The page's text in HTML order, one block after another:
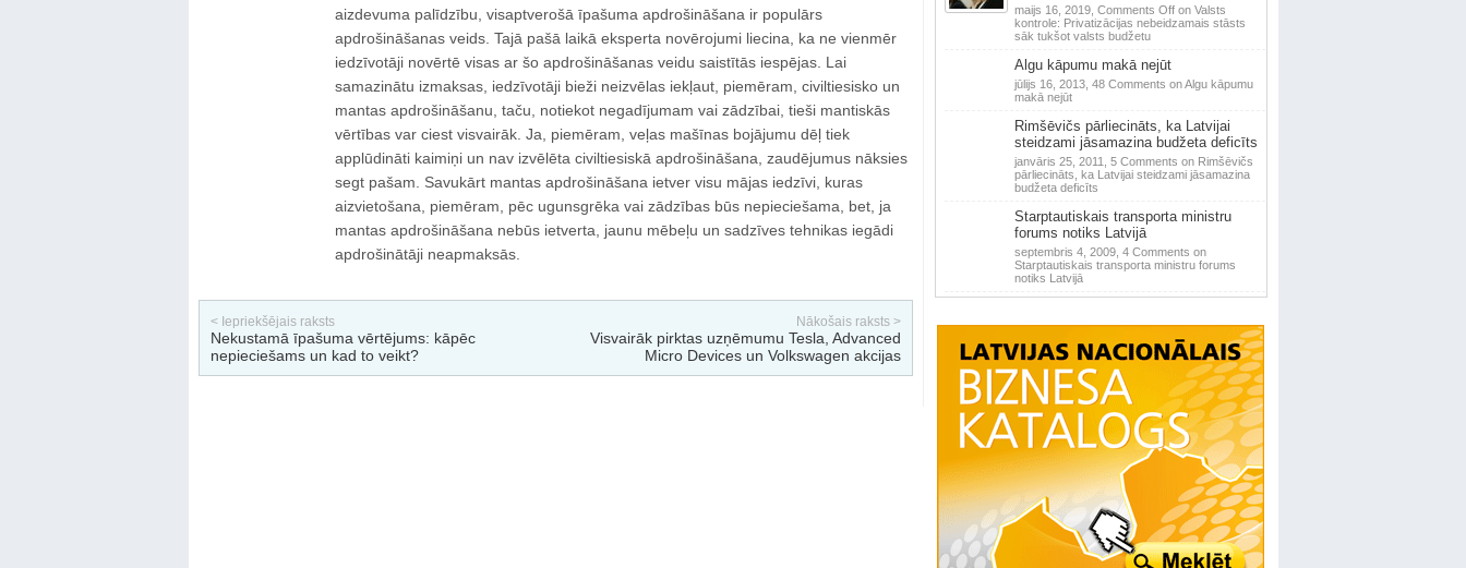
aizdevuma palīdzību, visaptverošā īpašuma apdrošināšana ir populārs
apdrošināšanas veids. Tajā pašā laikā eksperta novērojumi liecina, ka ne vienmēr
iedzīvotāji novērtē visas ar šo apdrošināšanas veidu saistītās iespējas. Lai
samazinātu izmaksas, iedzīvotāji bieži neizvēlas iekļaut, piemēram, civiltiesisko un
mantas apdrošināšanu, taču, notiekot negadījumam vai zādzībai, tieši mantiskās
vērtības var ciest visvairāk. Ja, piemēram, veļas mašīnas bojājumu dēļ tiek
applūdināti kaimiņi un nav izvēlēta civiltiesiskā apdrošināšana, zaudējumus nāksies
segt pašam. Savukārt mantas apdrošināšana ietver visu mājas iedzīvi, kuras
aizvietošana, piemēram, pēc ugunsgrēka vai zādzības būs nepieciešama, bet, ja
mantas apdrošināšana nebūs ietverta, jaunu mēbeļu un sadzīves tehnikas iegādi
apdrošinātāji neapmaksās.
< Iepriekšējais raksts
Nekustamā īpašuma vērtējums: kāpēc
nepieciešams un kad to veikt?
Nākošais raksts >
Visvairāk pirktas uzņēmumu Tesla, Advanced
Micro Devices un Volkswagen akcijas
maijs 16, 2019, Comments Offon Valsts
kontrole: Privatizācijas nebeidzamais stāsts
sāk tukšot valsts budžetu
Algu kāpumu makā nejūt
jūlijs 16, 2013, 48 Comments on Algu kāpumu
makā nejūt
Rimšēvičs pārliecināts, ka Latvijai
steidzami jāsamazina budžeta deficīts
janvāris 25, 2011, 5 Comments on Rimšēvičs
pārliecināts, ka Latvijai steidzami jāsamazina
budžeta deficīts
Starptautiskais transporta ministru
forums notiks Latvijā
septembris 4, 2009, 4 Comments on
Starptautiskais transporta ministru forums
notiks Latvijā